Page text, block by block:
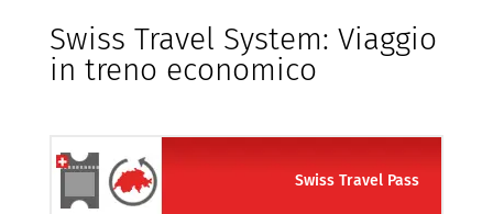
Swiss Travel System: Viaggio
in treno economico
Swiss Travel Pass